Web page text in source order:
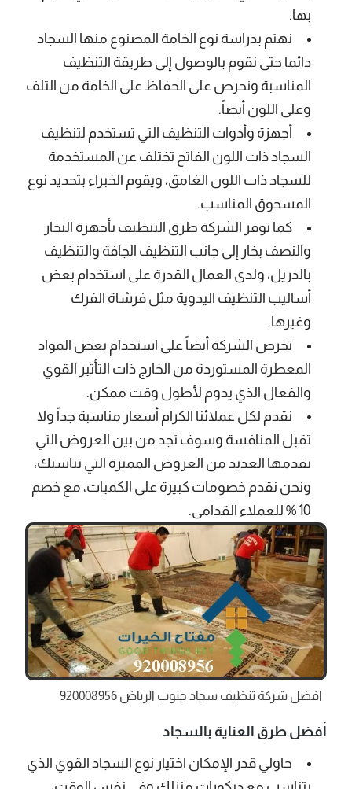
بها.
نهتم بدراسة نوع الخامة المصنوع منها السجاد
دائما حتى نقوم بالوصول إلى طريقة التنظيف
المناسبة ونحرص على الحفاظ على الخامة من التلف
وعلى اللون أيضاً.
أجهزة وأدوات التنظيف التي تستخدم لتنظيف
السجاد ذات اللون الفاتح تختلف عن المستخدمة
للسجاد ذات اللون الغامق، ويقوم الخبراء بتحديد نوع
المسحوق المناسب.
كما توفر الشركة طرق التنظيف بأجهزة البخار
والنصف بخار إلى جانب التنظيف الجافة والتنظيف
بالدريل، ولدى العمال القدرة على استخدام بعض
أساليب التنظيف اليدوية مثل فرشاة الفرك
وغيرها.
تحرص الشركة أيضاً على استخدام بعض المواد
المعطرة المستوردة من الخارج ذات التأثير القوي
والفعال الذي يدوم لأطول وقت ممكن.
نقدم لكل عملائنا الكرام أسعار مناسبة جداً ولا
تقبل المنافسة وسوف تجد من بين العروض التي
نقدمها العديد من العروض المميزة التي تناسبك،
ونحن نقدم خصومات كبيرة على الكميات، مع خصم
10 % للعملاء القدامى.
افضل شركة تنظيف سجاد جنوب الرياض 920008956
أفضل طرق العناية بالسجاد
حاولي قدر الإمكان اختيار نوع السجاد القوي الذي